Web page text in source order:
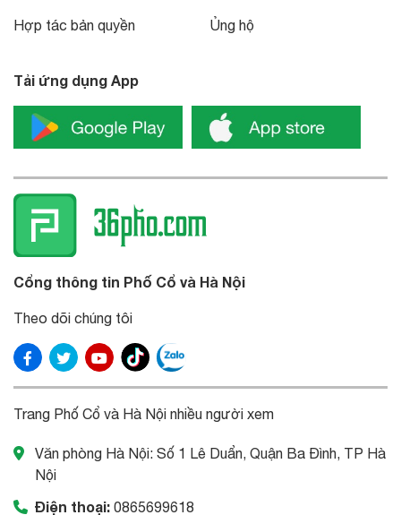
Hợp tác bản quyền Ủng hộ
Tải ứng dụng App
Cổng thông tin Phố Cổ và Hà Nội
Theo dõi chúng tôi
Trang Phố Cổ và Hà Nội nhiều người xem
Văn phòng Hà Nội: Số 1 Lê Duẩn, Quận Ba Đình, TP Hà
Nội
Điện thoại: 0865699618